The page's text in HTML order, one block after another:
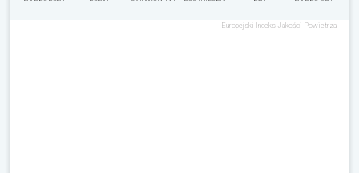
Europejski Indeks Jakości Powietrza